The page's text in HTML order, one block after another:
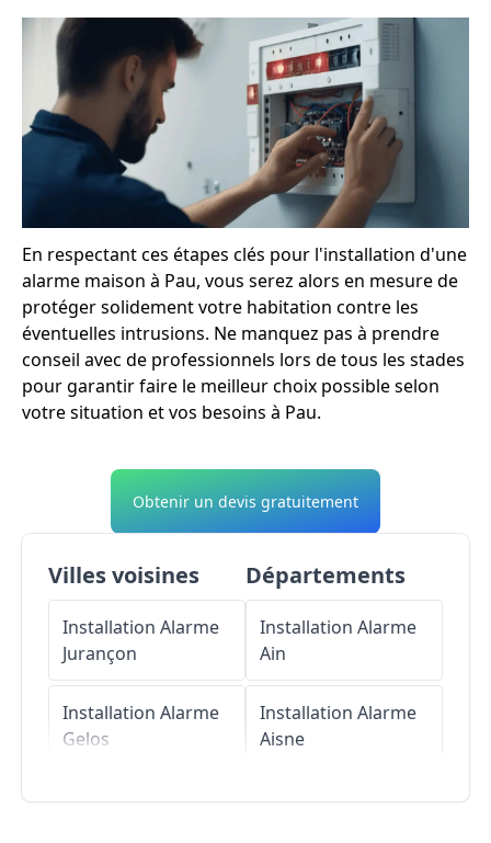
En respectant ces étapes clés pour l'installation d'une
alarme maison à Pau, vous serez alors en mesure de
protéger solidement votre habitation contre les
éventuelles intrusions. Ne manquez pas à prendre
conseil avec de professionnels lors de tous les stades
pour garantir faire le meilleur choix possible selon
votre situation et vos besoins à Pau.
Obtenir un devis gratuitement
Villes voisines
Installation Alarme
Jurançon
Installation Alarme
Gelos
Installation Alarme
Départements
Installation Alarme
Ain
Installation Alarme
Aisne
Installation Alarme